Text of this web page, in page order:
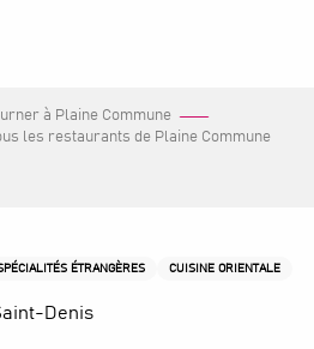
à Plaine Commune
les restaurants de Plaine Commune
ÉTRANGÈRES CUISINE ORIENTALE
Denis